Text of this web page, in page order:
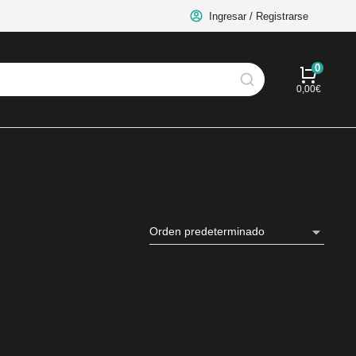
Ingresar / Registrarse
0,00€